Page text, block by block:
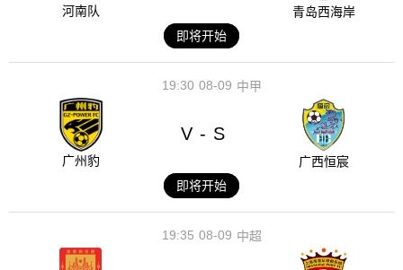
河南队
青岛西海岸
即将开始
08-09
19:30 中甲
广州豹
V - S
广西恒宸
即将开始
08-09
19:35 中超